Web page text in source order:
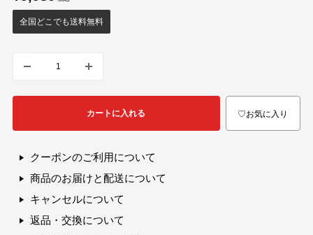
売
価
格
全国どこでも送料無料
カートに入れる ♡お気に入り
クーポンのご利用について
商品のお届けと配送について
キャンセルについて
返品・交換について